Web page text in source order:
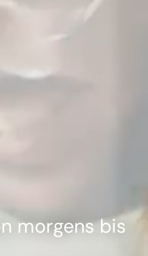
morgens bis